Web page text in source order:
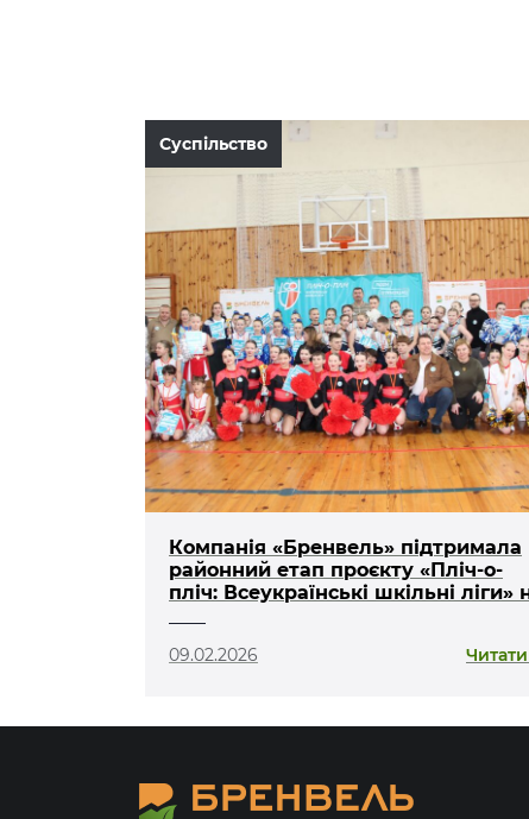
Суспільство
Компанія «Бренвель» підтримала
районний етап проєкту «Пліч-о-
пліч: Всеукраїнські шкільні ліги»
09.02.2026 Читати